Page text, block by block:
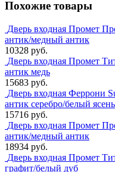
Похожие товары
Дверь входная Промет
антик/медный антик
10328 руб.
Дверь входная Промет
антик медь
15683 руб.
Дверь входная Феррони
антик серебро/белый ясень
15716 руб.
Дверь входная Промет
антик/медный антик
18934 руб.
Дверь входная Промет
графит/белый дуб